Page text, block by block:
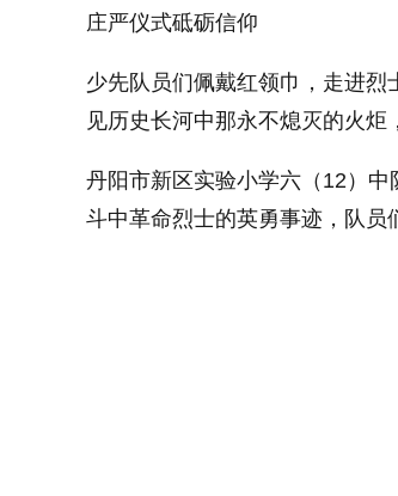
庄严仪式砥砺信仰
少先队员们佩戴红领巾，走进
见历史长河中那永不熄灭的火炬
丹阳市新区实验小学六（12）
斗中革命烈士的英勇事迹，队员